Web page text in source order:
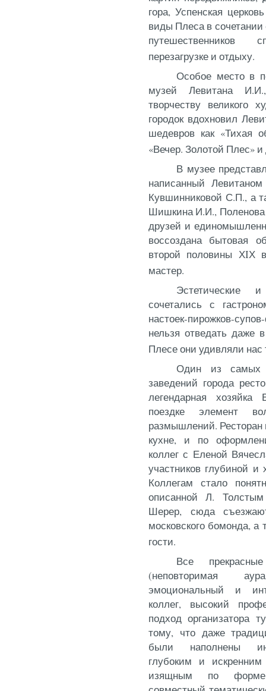
гора, Успенская
виды Плеса в
путешественников
перезагрузке и отдыху.
Особое место в
музей Левитана
творчеству великого
городок вдохновил
шедевров как «Тихая
«Вечер. Золотой Плес» и
В музее
написанный
Кувшинниковой С.П., а
Шишкина И.И.,
друзей и
воссоздана бытовая
второй половины ХIХ
мастер.
Эстетические
сочетались с
настоек-пирожков-
нельзя отведать даже
Плесе они удивляли нас
Один из самых
заведений города
легендарная
поездке элемент
размышлений. Ресторан
кухне, и по
коллег с Еленой
участников глубиной и
Коллегам стало
описанной Л.
Шерер, сюда
московского бомонда, а
гости.
Все
(неповторимая
эмоциональный и
коллег, высокий
подход организатора
тому, что даже
были наполнены
глубоким и
изящным по